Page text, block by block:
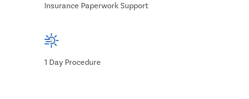
Insurance Paperwork Support
1 Day Procedure